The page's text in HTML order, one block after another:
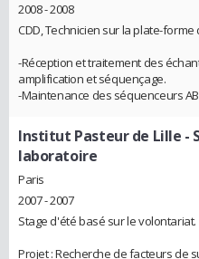
2008 - 2008
CDD, Technicien sur la plate-
-Réception et traitement des
amplification et séquençage.
-Maintenance des séquenceurs
Institut Pasteur de Lille -
laboratoire
Paris
2007 - 2007
Stage d'été basé sur le volontariat.
Projet : Recherche de facteurs de